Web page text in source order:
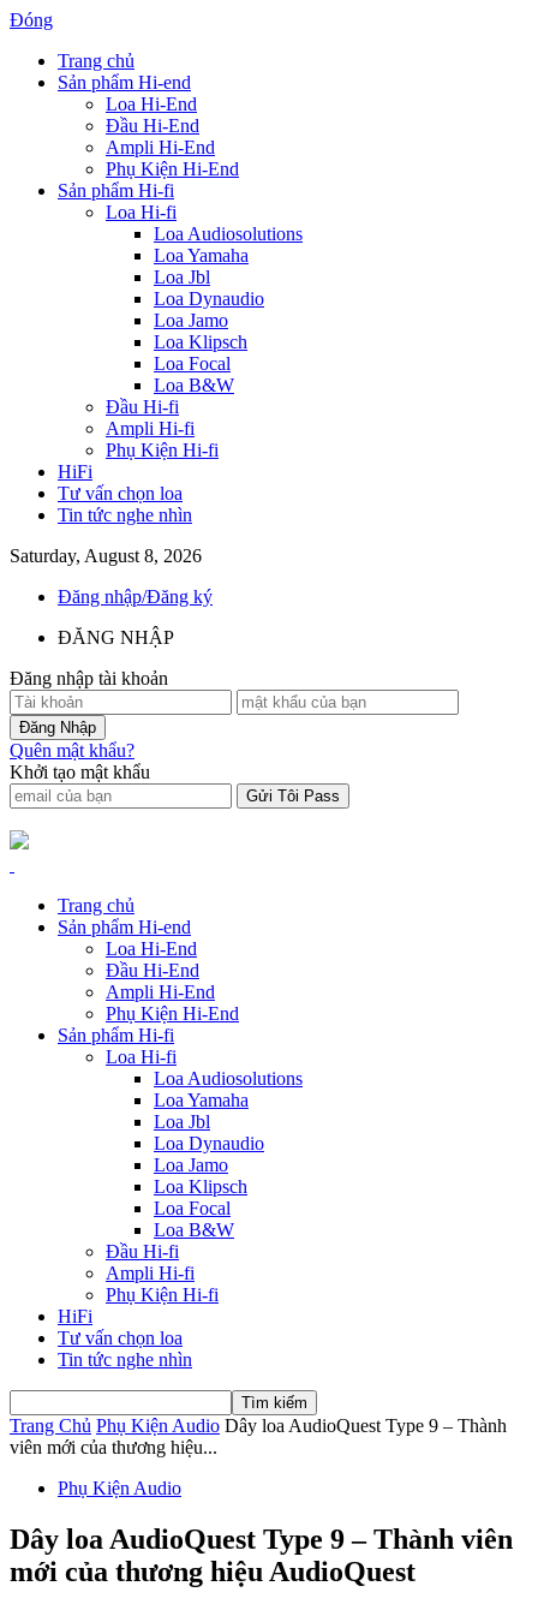
Đóng
Trang chủ
Sản phẩm Hi-end
Loa Hi-End
Đầu Hi-End
Ampli Hi-End
Phụ Kiện Hi-End
Sản phẩm Hi-fi
Loa Hi-fi
Loa Audiosolutions
Loa Yamaha
Loa Jbl
Loa Dynaudio
Loa Jamo
Loa Klipsch
Loa Focal
Loa B&W
Đầu Hi-fi
Ampli Hi-fi
Phụ Kiện Hi-fi
HiFi
Tư vấn chọn loa
Tin tức nghe nhìn
Saturday, August 8, 2026
Đăng nhập/Đăng ký
ĐĂNG NHẬP
Đăng nhập tài khoản
Quên mật khẩu?
Khởi tạo mật khẩu
Trang chủ
Sản phẩm Hi-end
Loa Hi-End
Đầu Hi-End
Ampli Hi-End
Phụ Kiện Hi-End
Sản phẩm Hi-fi
Loa Hi-fi
Loa Audiosolutions
Loa Yamaha
Loa Jbl
Loa Dynaudio
Loa Jamo
Loa Klipsch
Loa Focal
Loa B&W
Đầu Hi-fi
Ampli Hi-fi
Phụ Kiện Hi-fi
HiFi
Tư vấn chọn loa
Tin tức nghe nhìn
Trang Chủ Phụ Kiện Audio Dây loa AudioQuest Type 9 – Thành
viên mới của thương hiệu...
Phụ Kiện Audio
Dây loa AudioQuest Type 9 – Thành viên
mới của thương hiệu AudioQuest